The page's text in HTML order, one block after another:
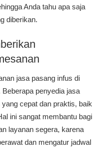
Anda tahu apa saja
diberikan.
jasa pasang infus di
penyedia jasa
cepat dan praktis, baik
ini sangat membantu bagi
layanan segera, karena
dan mengatur jadwal